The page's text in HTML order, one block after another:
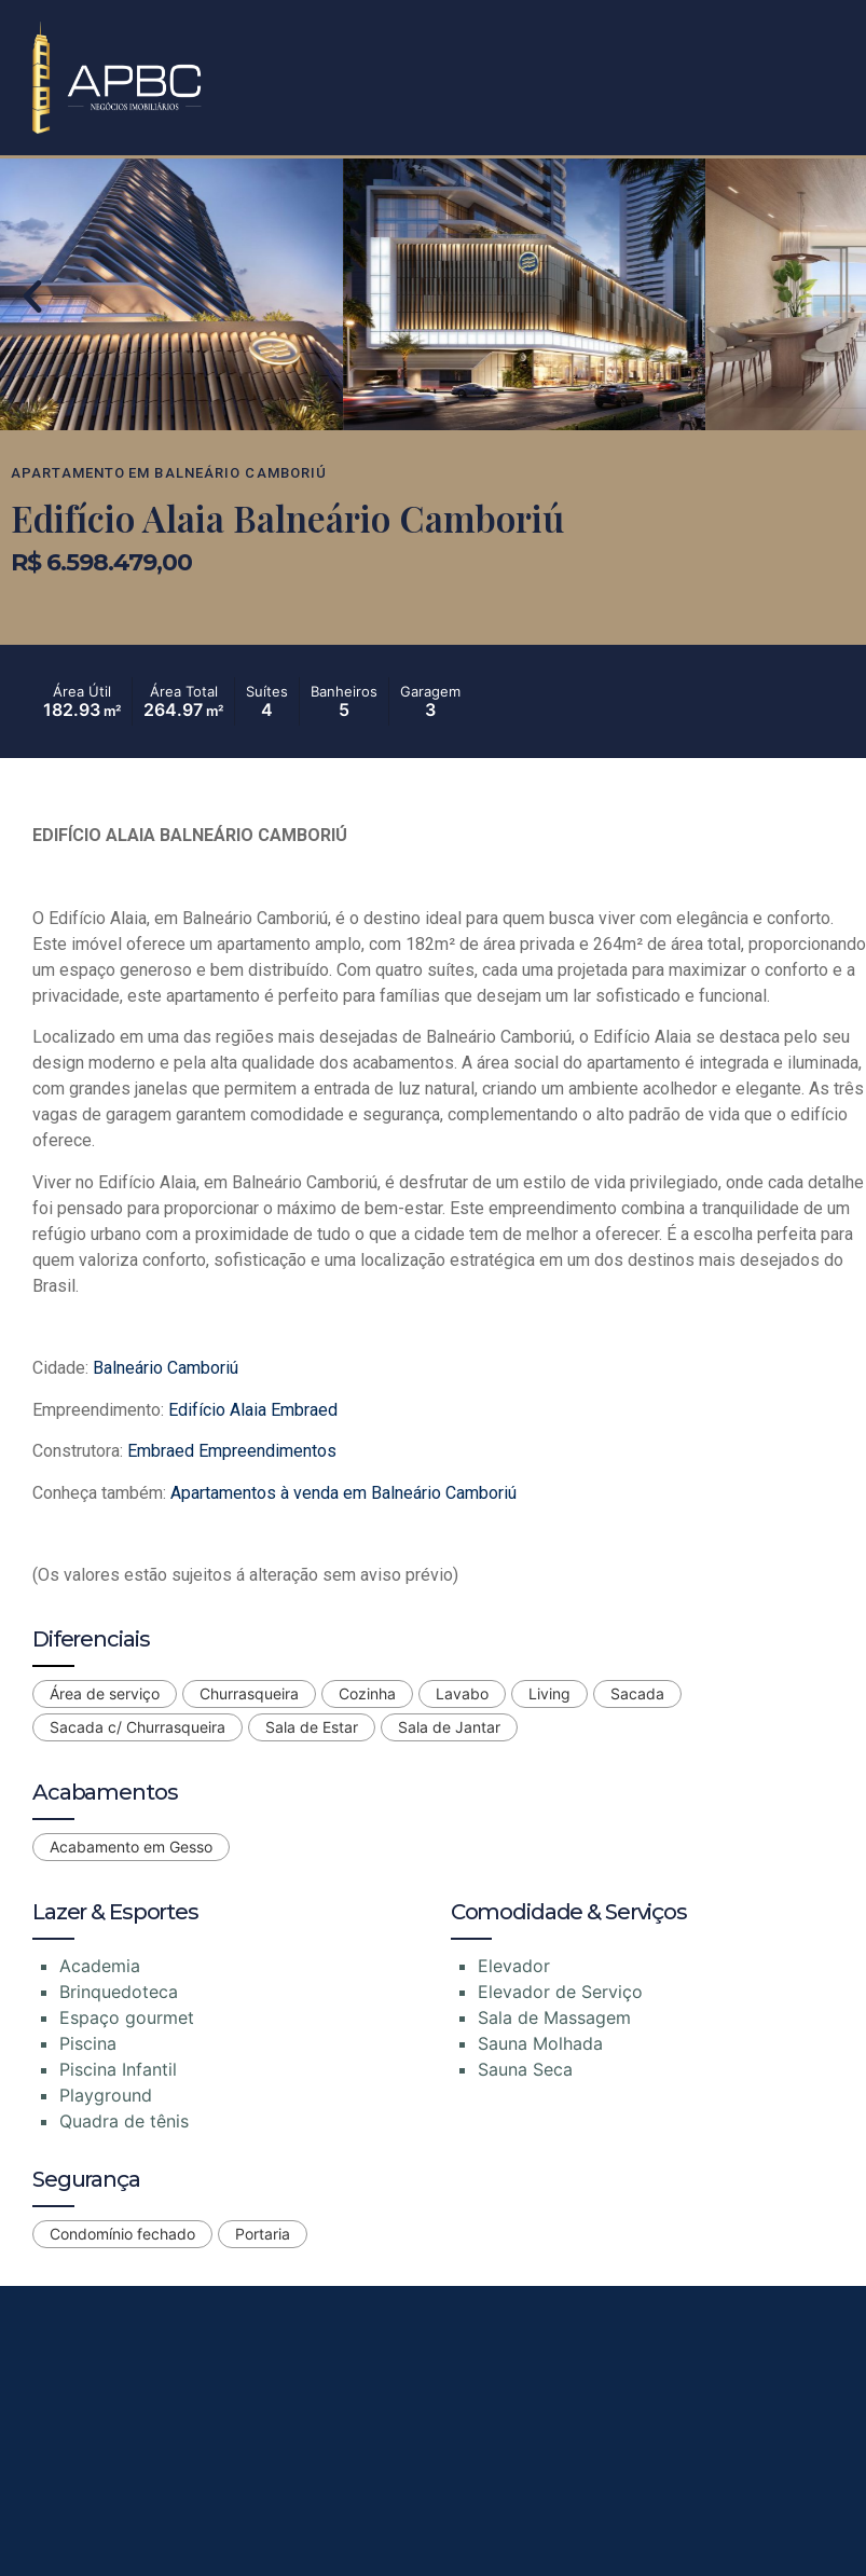
APARTAMENTO EM BALNEÁRIO CAMBORIÚ
Edifício Alaia Balneário Camboriú
R$ 6.598.479,00
Área Útil
182.93 m²
Área Total
264.97 m²
Suítes
4
Banheiros
5
Garagem
3
EDIFÍCIO ALAIA BALNEÁRIO CAMBORIÚ
O Edifício Alaia, em Balneário Camboriú, é o destino ideal para quem busca viver com elegância e conforto.
Este imóvel oferece um apartamento amplo, com 182m² de área privada e 264m² de área total, proporcionando
um espaço generoso e bem distribuído. Com quatro suítes, cada uma projetada para maximizar o conforto e a
privacidade, este apartamento é perfeito para famílias que desejam um lar sofisticado e funcional.
Localizado em uma das regiões mais desejadas de Balneário Camboriú, o Edifício Alaia se destaca pelo seu
design moderno e pela alta qualidade dos acabamentos. A área social do apartamento é integrada e iluminada,
com grandes janelas que permitem a entrada de luz natural, criando um ambiente acolhedor e elegante. As três
vagas de garagem garantem comodidade e segurança, complementando o alto padrão de vida que o edifício
oferece.
Viver no Edifício Alaia, em Balneário Camboriú, é desfrutar de um estilo de vida privilegiado, onde cada detalhe
foi pensado para proporcionar o máximo de bem-estar. Este empreendimento combina a tranquilidade de um
refúgio urbano com a proximidade de tudo o que a cidade tem de melhor a oferecer. É a escolha perfeita para
quem valoriza conforto, sofisticação e uma localização estratégica em um dos destinos mais desejados do
Brasil.
Cidade: Balneário Camboriú
Empreendimento: Edifício Alaia Embraed
Construtora: Embraed Empreendimentos
Conheça também: Apartamentos à venda em Balneário Camboriú
(Os valores estão sujeitos á alteração sem aviso prévio)
Diferenciais
Área de serviço Churrasqueira Cozinha Lavabo Living
Sacada
Sacada c/ Churrasqueira
Sala de Estar Sala de Jantar
Acabamentos
Acabamento em Gesso
Lazer & Esportes
Academia
Brinquedoteca
Espaço gourmet
Piscina
Piscina Infantil
Playground
Quadra de tênis
Comodidade & Serviços
Elevador
Elevador de Serviço
Sala de Massagem
Sauna Molhada
Sauna Seca
Segurança
Condomínio fechado Portaria